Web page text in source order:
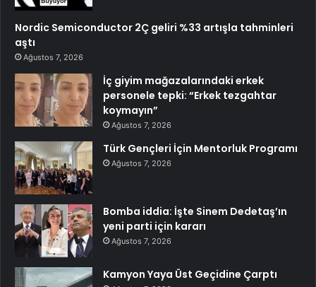
Nordic Semiconductor 2Ç geliri %33 artışla tahminleri
aştı
Ağustos 7, 2026
İç giyim mağazalarındaki erkek
personele tepki: “Erkek tezgahtar
koymayın”
Ağustos 7, 2026
Türk Gençleri İçin Mentorluk Programı
Ağustos 7, 2026
Bomba iddia: İşte Sinem Dedetaş’ın
yeni parti için kararı
Ağustos 7, 2026
Kamyon Yaya Üst Geçidine Çarptı